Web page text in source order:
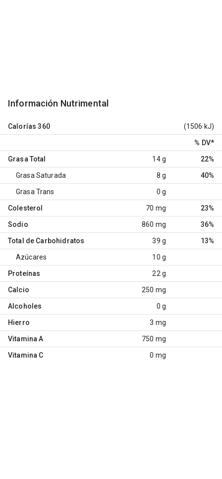
Información Nutrimental
Calorías 360 (1506 kJ)
% DV*
Grasa Total 14 g 22%
Grasa Saturada 8 g 40%
Grasa Trans 0 g
Colesterol 70 mg 23%
Sodio 860 mg 36%
Total de Carbohidratos 39 g 13%
Azúcares 10 g
Proteínas 22 g
Calcio 250 mg
Alcoholes 0 g
Hierro 3 mg
Vitamina A 750 mg
Vitamina C 0 mg